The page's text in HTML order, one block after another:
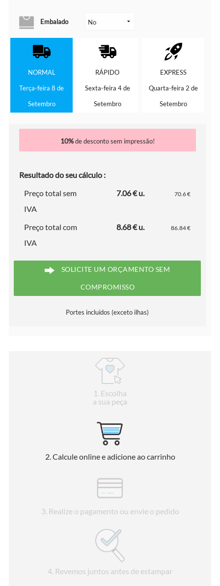
Embalado
NORMAL
Terça-feira 8 de
Setembro
RÁPIDO
Sexta-feira 4 de
Setembro
EXPRESS
Quarta-feira 2 de
Setembro
10%de desconto sem impressão!
Resultado do seu cálculo :
Preço total sem
IVA
7.06 € u. 70.6 €
Preço total com
IVA
8.68 € u. 86.84 €
SOLICITE UM ORÇAMENTO SEM
COMPROMISSO
Portes incluídos (exceto ilhas)
1 . Escolha
a sua peça
2. Calcule online e adicione ao carrinho
3. Realize o pagamento ou envie o pedido
4. Revemos juntos antes de estampar